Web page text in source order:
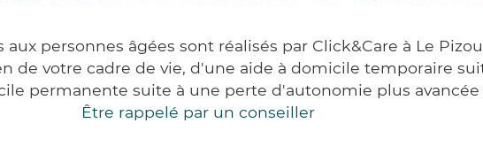
aux personnes âgées sont réalisés par Click&Care à Le
de votre cadre de vie, d'une aide à domicile temporaire
permanente suite à une perte d'autonomie plus avancée
Être rappelé par un conseiller